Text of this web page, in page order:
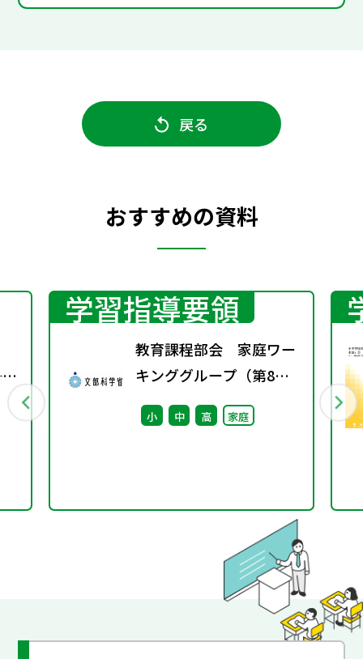
戻る
おすすめの資料
学習指導要領
教育課程部会 家庭ワー
キンググループ（第8
回） 配付資料
小 中 高 家庭